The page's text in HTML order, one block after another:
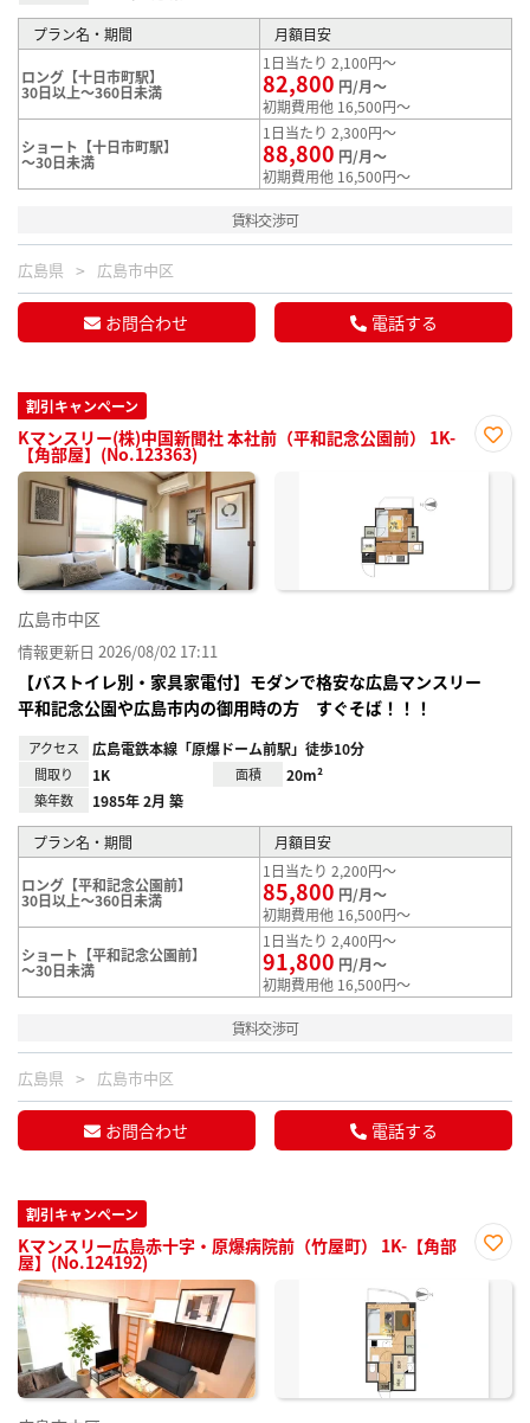
プラン名・期間 月額目安
ロング【十日市町駅】
30日以上～360日未満
1日当たり 2,100円～
82,800 円/月～
初期費用他 16,500円～
ショート【十日市町駅】
～30日未満
1日当たり 2,300円～
88,800 円/月～
初期費用他 16,500円～
賃料交渉可
広島県 広島市中区
お問合わせ 電話する
割引キャンペーン
Kマンスリー(株)中国新聞社 本社前（平和記念公園前） 1K-
【角部屋】(No.123363)
に入
広島市中区
情報更新日 2026/08/02 17:11
【バストイレ別・家具家電付】モダンで格安な広島マンスリー
平和記念公園や広島市内の御用時の方 すぐそば！！！
アクセス 広島電鉄本線「原爆ドーム前駅」徒歩10分
間取り 1K 面積 20m²
築年数 1985年 2月 築
プラン名・期間 月額目安
ロング【平和記念公園前】
30日以上～360日未満
1日当たり 2,200円～
85,800 円/月～
初期費用他 16,500円～
ショート【平和記念公園前】
～30日未満
1日当たり 2,400円～
91,800 円/月～
初期費用他 16,500円～
賃料交渉可
広島県 広島市中区
お問合わせ 電話する
割引キャンペーン
Kマンスリー広島赤十字・原爆病院前（竹屋町） 1K-【角部
屋】(No.124192)
に入